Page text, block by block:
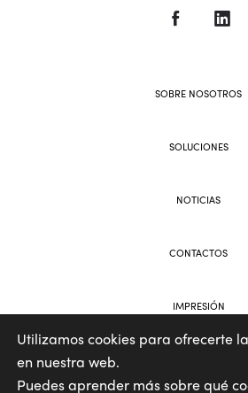
SOBRE NOSOTROS
SOLUCIONES
NOTICIAS
CONTACTOS
IMPRESIÓN
Utilizamos cookies para ofrecerte
en nuestra web.
Puedes aprender más sobre qué